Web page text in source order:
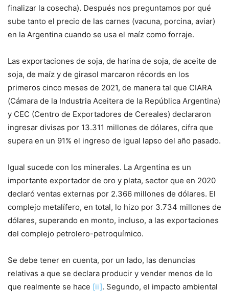
finalizar la cosecha). Después nos preguntamos por qué
sube tanto el precio de las carnes (vacuna, porcina, aviar)
en la Argentina cuando se usa el maíz como forraje.
Las exportaciones de soja, de harina de soja, de aceite de
soja, de maíz y de girasol marcaron récords en los
primeros cinco meses de 2021, de manera tal que CIARA
(Cámara de la Industria Aceitera de la República Argentina)
y CEC (Centro de Exportadores de Cereales) declararon
ingresar divisas por 13.311 millones de dólares, cifra que
supera en un 91% el ingreso de igual lapso del año pasado.
Igual sucede con los minerales. La Argentina es un
importante exportador de oro y plata, sector que en 2020
declaró ventas externas por 2.366 millones de dólares. El
complejo metalífero, en total, lo hizo por 3.734 millones de
dólares, superando en monto, incluso, a las exportaciones
del complejo petrolero-petroquímico.
Se debe tener en cuenta, por un lado, las denuncias
relativas a que se declara producir y vender menos de lo
que realmente se hace [ii]. Segundo, el impacto ambiental